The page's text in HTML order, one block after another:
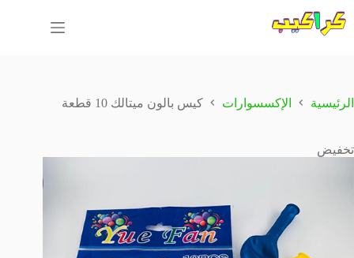
إلى
المحتوى
الرئيسية الإكسسوارات كيس بالون ميتالك 10 قطعة
تخفيض